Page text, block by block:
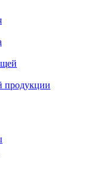
продукции